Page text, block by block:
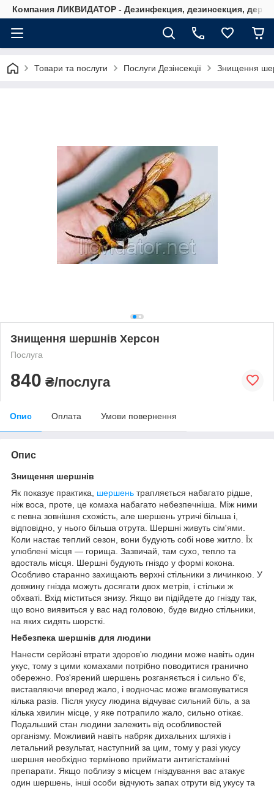
Компания ЛИКВИДАТОР - Дезинфекция, дезинсекция,
Товари та послуги Послуги Дезінсекції Знищення
Знищення шершнів Херсон
Послуга
840 ₴/послуга
Опис Оплата Умови повернення
Опис
Знищення шершнів
Як показує практика, шершень трапляється набагато рідше,
ніж воса, проте, це комаха набагато небезпечніша. Між ними
є певна зовнішня схожість, але шершень утричі більша і,
відповідно, у нього більша отрута. Шершні живуть сім'ями.
Коли настає теплий сезон, вони будують собі нове житло. Їх
улюблені місця — горища. Зазвичай, там сухо, тепло та
вдосталь місця. Шершні будують гніздо у формі кокона.
Особливо старанно захищають верхні стільники з личинкою. У
довжину гнізда можуть досягати двох метрів, і стільки ж
обхваті. Вхід міститься знизу. Якщо ви підійдете до гнізду так,
що воно виявиться у вас над головою, буде видно стільники,
на яких сидять шорсткі.
Небезпека шершнів для людини
Нанести серйозні втрати здоров'ю людини може навіть один
укус, тому з цими комахами потрібно поводитися гранично
обережно. Роз'ярений шершень розганяється і сильно б'є,
виставляючи вперед жало, і водночас може вгамовуватися
кілька разів. Після укусу людина відчуває сильний біль, а за
кілька хвилин місце, у яке потрапило жало, сильно отікає.
Подальший стан людини залежить від особливостей
організму. Можливий навіть набряк дихальних шляхів і
летальний результат, наступний за цим, тому у разі укусу
шершня необхідно терміново приймати антигістамінні
препарати. Якщо поблизу з місцем гніздування вас атакує
один шершень, інші особи відчують запах отрути від укусу та